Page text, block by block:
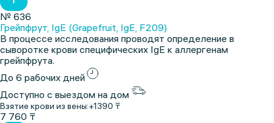
№ 636
Грейпфрут, IgE (Grapefruit, IgE, F209)
В процессе исследования проводят определение в
сыворотке крови специфических IgE к аллергенам
грейпфрута.
До 6 рабочих дней
Доступно с выездом на дом
Взятие крови из вены:+1390 ₸
7 760 ₸